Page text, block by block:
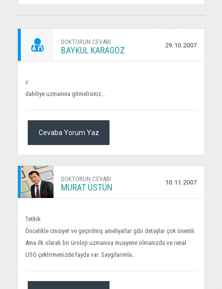
DOKTORUN CEVABI
BAYKUL KARAGÖZ 29.10.2007
c
dahiliye uzmanına gitmelisiniz...
Cevaba Yorum Yaz
DOKTORUN CEVABI
MURAT ÜSTÜN 10.11.2007
Tetkik
Öncelikle cinsiyet ve geçirilmiş ameliyatlar gibi detaylar çok önemli.
Ama ilk olarak bir üroloji uzmanına muayene olmanızda ve renal
USG çektirmenizde fayda var. Saygılarımla..